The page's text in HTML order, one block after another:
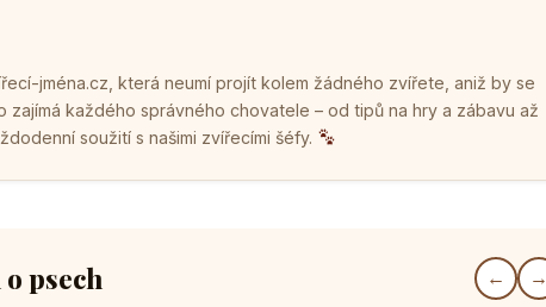
jména.cz, která neumí projít kolem žádného zvířete, aniž by se
zajímá každého správného chovatele – od tipů na hry a zábavu až
soužití s našimi zvířecími šéfy.
psech ← →